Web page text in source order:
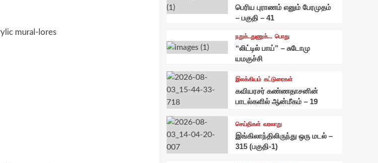
பெரிய புராணம் எனும் பேரமுதம்
– பகுதி – 41
நறுக்..துணுக்... பொது
“லிட்டில் பாய்” – சுடோமு
யமகுச்சி
இலக்கியம் கட்டுரைகள்
கவியரசர் கண்ணதாசனின்
பாடல்களில் ஆன்மீகம் – 19
செய்திகள் வரலாறு
இங்கிலாந்திலிருந்து ஒரு மடல் –
315 (பகுதி-1)